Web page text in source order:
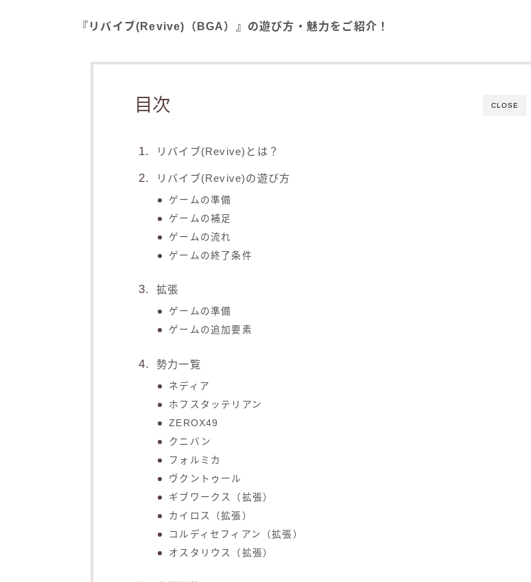
『リバイブ(Revive)（BGA）』の遊び方・魅力をご紹介！
CLOSE
目次
リバイブ(Revive)とは？
リバイブ(Revive)の遊び方
ゲームの準備
ゲームの補足
ゲームの流れ
ゲームの終了条件
拡張
ゲームの準備
ゲームの追加要素
勢力一覧
ネディア
ホフスタッテリアン
ZEROX49
クニバン
フォルミカ
ヴクントゥール
ギブワークス（拡張）
カイロス（拡張）
コルディセフィアン（拡張）
オスタリウス（拡張）